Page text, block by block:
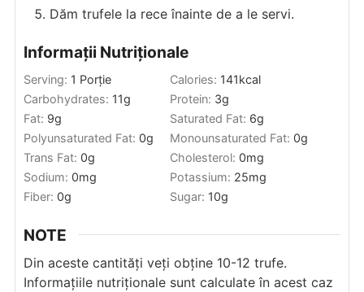
Dăm trufele la rece înainte de a le servi.
Informații Nutriționale
Serving: 1 Porție Calories: 141kcal
Carbohydrates: 11g Protein: 3g
Fat: 9g Saturated Fat: 6g
Polyunsaturated Fat: 0g Monounsaturated Fat: 0g
Trans Fat: 0g Cholesterol: 0mg
Sodium: 0mg Potassium: 25mg
Fiber: 0g Sugar: 10g
NOTE
Din aceste cantități veți obține 10-12 trufe.
Informațiile nutriționale sunt calculate în acest caz